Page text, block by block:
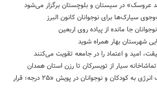
عروسک» در سیستان و بلوچستان برگزار می‌شود
سیارک‌ها برای نوجوانان کانون البرز
جا مانده از پیاده روی اربعین
شهرستان بهار همراه شوید
امید و اعتماد را در جامعه تقویت می‌کنند
سیار از تویسرکان تا رزن استان همدان
آموزش مدیریت مصرف انرژی به کودکان و نوجوانان در پویش «۲۵ درجه؛ قرار